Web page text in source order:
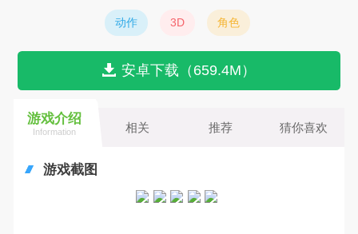
动作 3D 角色
安卓下载（659.4M）
游戏介绍
Information 相关 推荐 猜你喜欢
游戏截图